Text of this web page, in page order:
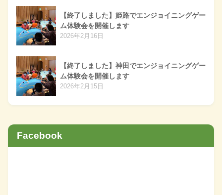
【終了しました】姫路でエンジョイニングゲー
ム体験会を開催します
2026年2月16日
【終了しました】神田でエンジョイニングゲー
ム体験会を開催します
2026年2月15日
Facebook